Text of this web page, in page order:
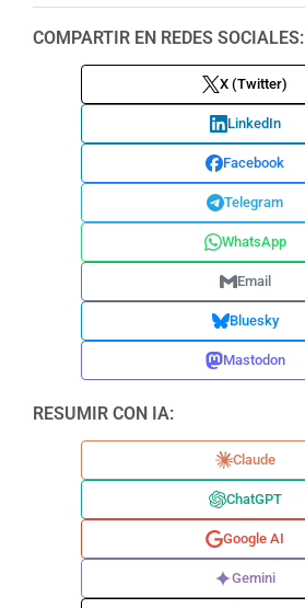
COMPARTIR EN REDES SOCIALES:
X (Twitter)
LinkedIn
Facebook
Telegram
WhatsApp
Email
Bluesky
Mastodon
RESUMIR CON IA:
Claude
ChatGPT
Google AI
Gemini